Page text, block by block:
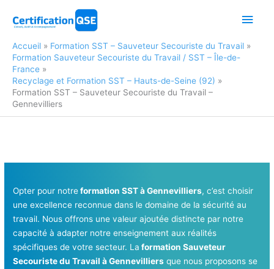
Accueil
Formation SST – Sauveteur Secouriste du Travail
Formation Sauveteur Secouriste du Travail / SST – Île-de-
France
Recyclage et Formation SST – Hauts-de-Seine (92)
Formation SST – Sauveteur Secouriste du Travail –
Gennevilliers
Opter pour notreformation SST à Gennevilliers, c’est choisir
une excellence reconnue dans le domaine de la sécurité au
travail. Nous offrons une valeur ajoutée distincte par notre
capacité à adapter notre enseignement aux réalités
spécifiques de votre secteur. La formation Sauveteur
Secouriste du Travail à Gennevilliers que nous proposons se